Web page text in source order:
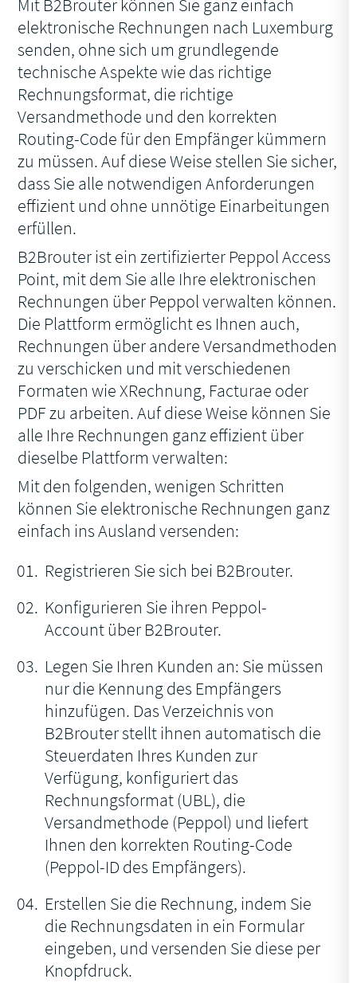
Mit B2Brouter können Sie ganz einfach
elektronische Rechnungen nach Luxemburg
senden, ohne sich um grundlegende
technische Aspekte wie das richtige
Rechnungsformat, die richtige
Versandmethode und den korrekten
Routing-Code für den Empfänger kümmern
zu müssen. Auf diese Weise stellen Sie sicher,
dass Sie alle notwendigen Anforderungen
effizient und ohne unnötige Einarbeitungen
erfüllen.
B2Brouter ist ein zertifizierter Peppol Access
Point, mit dem Sie alle Ihre elektronischen
Rechnungen über Peppol verwalten können.
Die Plattform ermöglicht es Ihnen auch,
Rechnungen über andere Versandmethoden
zu verschicken und mit verschiedenen
Formaten wie XRechnung, Facturae oder
PDF zu arbeiten. Auf diese Weise können Sie
alle Ihre Rechnungen ganz effizient über
dieselbe Plattform verwalten:
Mit den folgenden, wenigen Schritten
können Sie elektronische Rechnungen ganz
einfach ins Ausland versenden:
Registrieren Sie sich bei B2Brouter.
Konfigurieren Sie ihren Peppol-
Account über B2Brouter.
Legen Sie Ihren Kunden an: Sie müssen
nur die Kennung des Empfängers
hinzufügen. Das Verzeichnis von
B2Brouter stellt ihnen automatisch die
Steuerdaten Ihres Kunden zur
Verfügung, konfiguriert das
Rechnungsformat (UBL), die
Versandmethode (Peppol) und liefert
Ihnen den korrekten Routing-Code
(Peppol-ID des Empfängers).
Erstellen Sie die Rechnung, indem Sie
die Rechnungsdaten in ein Formular
eingeben, und versenden Sie diese per
Knopfdruck.